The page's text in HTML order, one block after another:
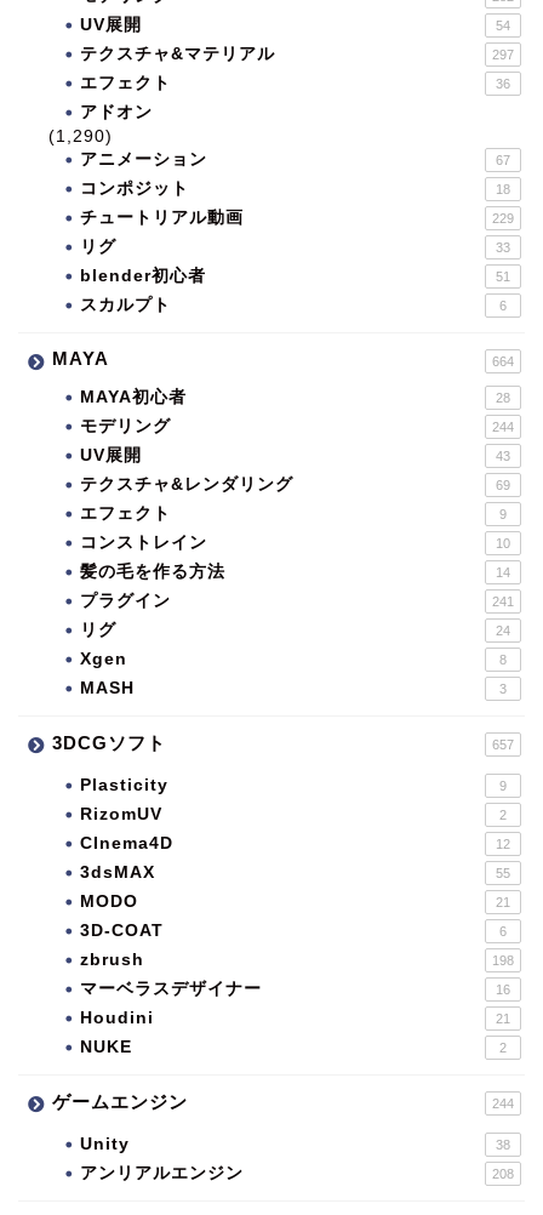
UV展開 54
テクスチャ&マテリアル 297
エフェクト 36
アドオン
(1,290)
アニメーション
67
コンポジット 18
チュートリアル動画 229
リグ 33
blender初心者 51
スカルプト 6
MAYA 664
MAYA初心者 28
モデリング 244
UV展開 43
テクスチャ&レンダリング 69
エフェクト 9
コンストレイン 10
髪の毛を作る方法 14
プラグイン 241
リグ 24
Xgen 8
MASH 3
3DCGソフト 657
Plasticity 9
RizomUV 2
CInema4D 12
3dsMAX 55
MODO 21
3D-COAT 6
zbrush 198
マーベラスデザイナー 16
Houdini 21
NUKE 2
ゲームエンジン 244
Unity 38
アンリアルエンジン 208